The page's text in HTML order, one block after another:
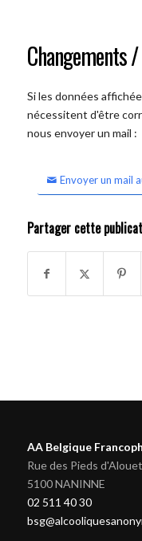
Changements
Si les données
nécessitent d'être
nous envoyer un mail :
Envoyer un mail
Partager cette
AA Belgique
Rue des Pieds
5100 NANINNE
02 511 40 30